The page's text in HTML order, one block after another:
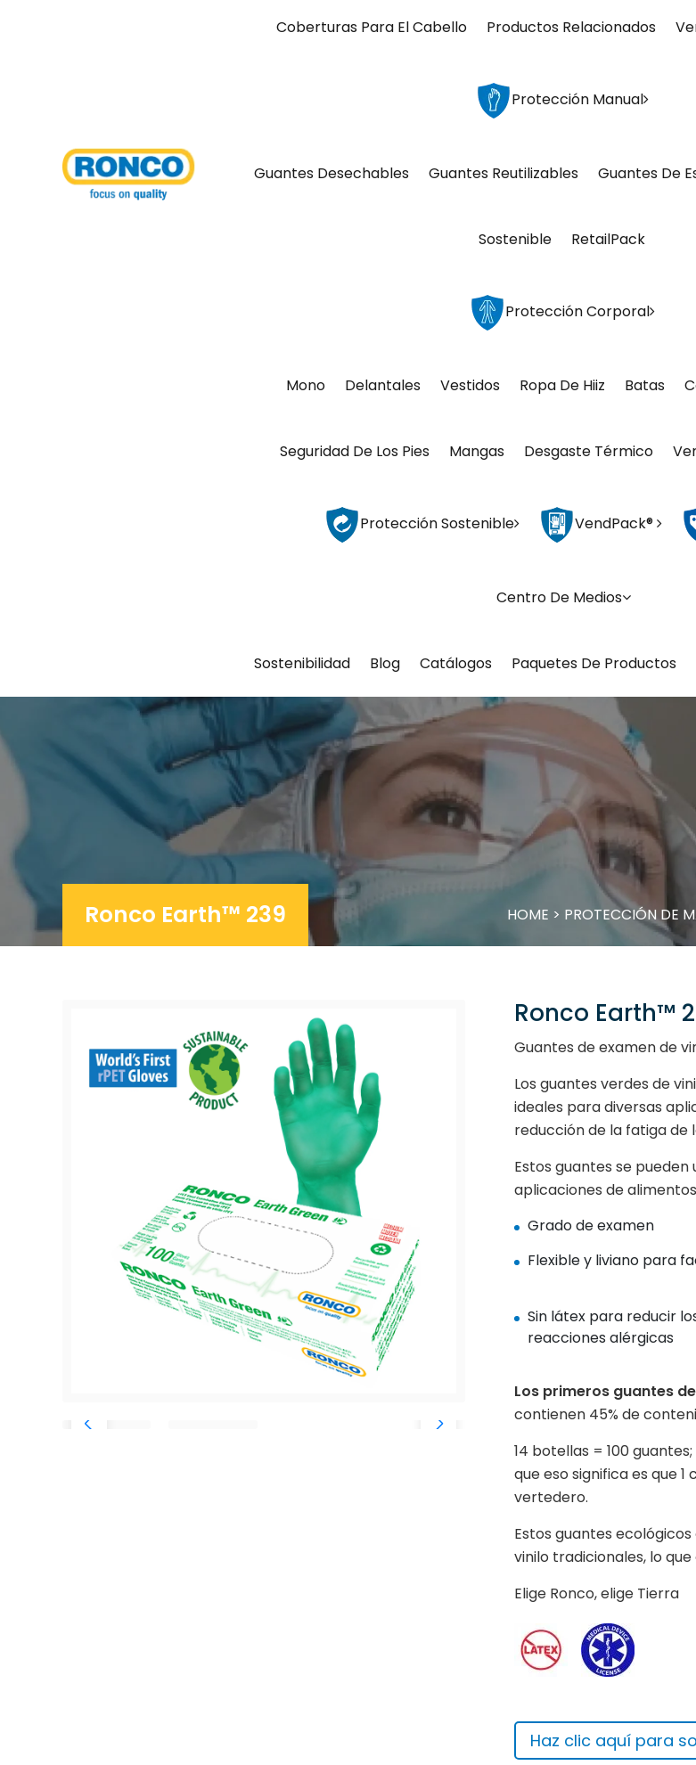
Coberturas Para El Cabello Productos Relacionados
Protección Manual
Guantes Desechables Guantes Reutilizables Guantes De
Sostenible RetailPack
Protección Corporal
Mono Delantales Vestidos Ropa De Hiiz Batas
Seguridad De Los Pies Mangas Desgaste Térmico
Protección Sostenible VendPack®
Sostenibilidad
Centro De Medios
Blog Catálogos Paquetes De Productos
Ronco Earth™ 239 HOME > PROTECCIÓN DE
Ronco Earth™
Guantes de examen de
Los guantes verdes de
ideales para diversas
reducción de la fatiga de
Estos guantes se
aplicaciones de
Grado de examen
Flexible y liviano para
Sin látex para reducir
reacciones alérgicas
Los primeros guantes
contienen 45% de
14 botellas = 100
que eso significa es que
vertedero.
Estos guantes
vinilo tradicionales, lo
Elige Ronco, elige Tierra
Haz clic aquí para